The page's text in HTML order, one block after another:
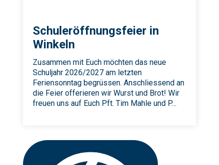
Schuleröffnungsfeier in
Winkeln
Zusammen mit Euch möchten das neue
Schuljahr 2026/2027 am letzten
Feriensonntag begrüssen. Anschliessend an
die Feier offerieren wir Wurst und Brot! Wir
freuen uns auf Euch Pft. Tim Mahle und P…